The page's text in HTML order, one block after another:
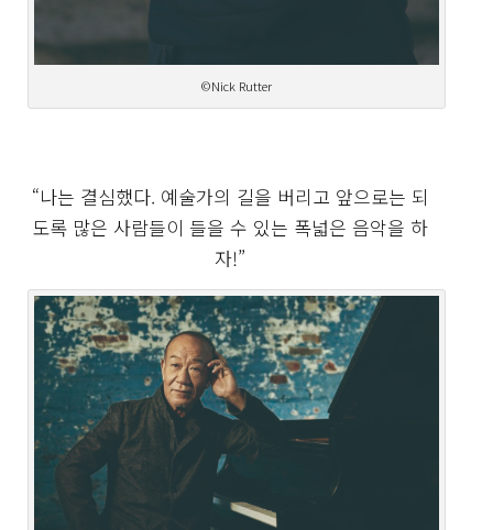
©Nick Rutter
“나는 결심했다. 예술가의 길을 버리고 앞으로는 되
도록 많은 사람들이 들을 수 있는 폭넓은 음악을 하
자!”